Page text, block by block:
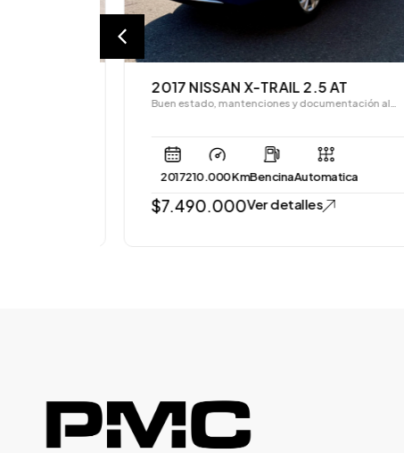
2017 NISSAN X-TRAIL 2.5 AT
Buen estado, mantenciones y documentación al…
2017210.000 KmBencinaAutomatica
7.490.000Ver detalles